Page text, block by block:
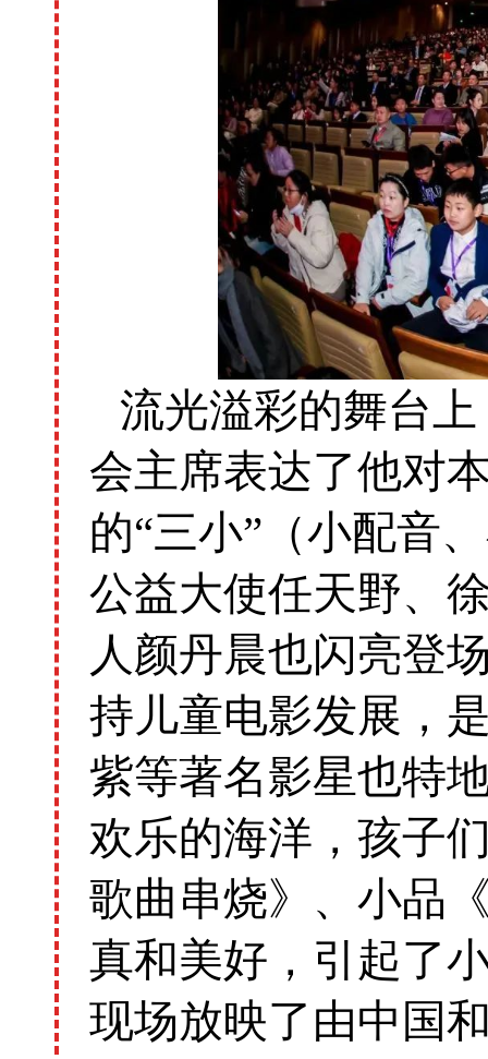
流光溢彩的舞台
会主席表达了他对
的“三小”（小配音
公益大使任天野、
人颜丹晨也闪亮登
持儿童电影发展，
紫等著名影星也特
欢乐的海洋，孩子
歌曲串烧》、小品
真和美好，引起了
现场放映了由中国